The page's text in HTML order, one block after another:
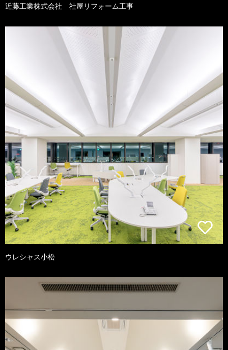
近藤工業株式会社 社屋リフォーム工事
ウレシャス小松